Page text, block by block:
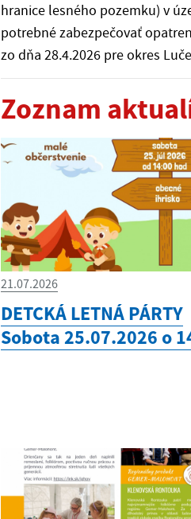
hranice lesného pozemku) v
potrebné zabezpečovať
zo dňa 28.4.2026 pre okres
Zoznam
21.07.2026
DETCKÁ LETNÁ PÁRTY
Sobota 25.07.2026 o